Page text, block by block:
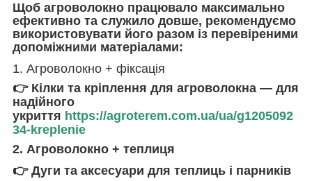
Щоб агроволокно працювало максимально
ефективно та служило довше, рекомендуємо
використовувати його разом із перевіреними
допоміжними матеріалами:
1. Агроволокно + фіксація
👉 Кілки та кріплення для агроволокна — для
надійного
укриття https://agroterem.com.ua/ua/g1205092
34-kreplenie
2. Агроволокно + теплиця
👉 Дуги та аксесуари для теплиць і парників